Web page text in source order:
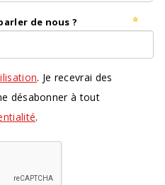
de nous ?
. Je recevrai des
désabonner à tout
.